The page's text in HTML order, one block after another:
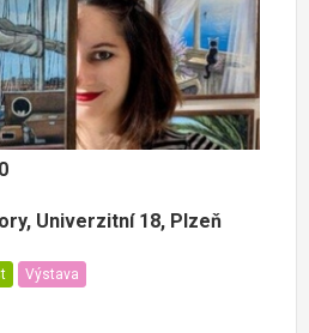
Univerzitní 18, Plzeň
Výstava